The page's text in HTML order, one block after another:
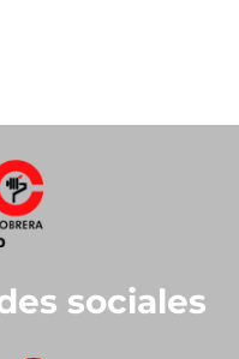
sociales